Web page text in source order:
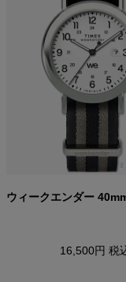
ウィークエンダー
16,500円 税